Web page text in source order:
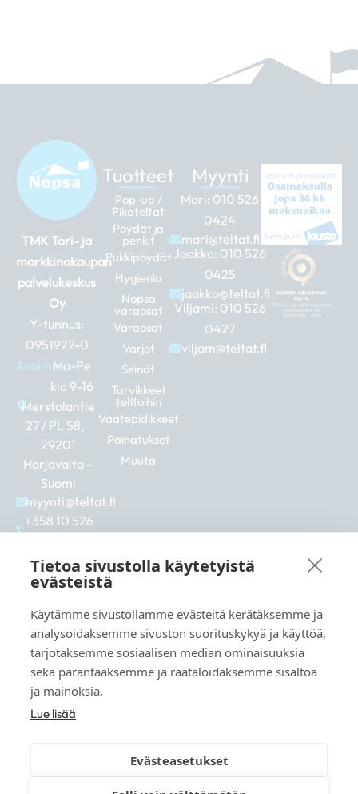
TMK Tori- ja
markkinakaupan
palvelukeskus
Oy
Y-tunnus:
0951922-0
Avoinna:Ma-Pe
klo 9-16
Merstolantie
27 / PL 58,
29201
Harjavalta –
Suomi
myynti@teltat.fi
+358 10 526
F
a
c
b
o
o
k
I
n
s
a
g
r
a
m
L
i
n
e
d
i
n
Tuotteet
Pop-up /
Pikateltat
Pöydät ja
penkit
Pukkipöydät
Hygienia
Nopsa
varaosat
Varaosat
Varjot
Seinät
Tarvikkeet
telttoihin
Vaatepidikkeet
Painatukset
Muuta
Myynti
Mari: 010 526
0424
mari@teltat.fi
Jaakko: 010 526
0425
jaakko@teltat.fi
Viljami: 010 526
0427
viljam@teltat.fi
Katso myös:
markkina.net
grillikeskus.fi
© 2026 teltat.fi – TMK Tori- ja markkinakaupan
Tietoa sivustolla käytetyistä
evästeistä
Käytämme sivustollamme evästeitä kerätäksemme ja
analysoidaksemme sivuston suorituskykyä ja käyttöä,
tarjotaksemme sosiaalisen median ominaisuuksia
sekä parantaaksemme ja räätälöidäksemme sisältöä
ja mainoksia.
Lue lisää
Evästeasetukset